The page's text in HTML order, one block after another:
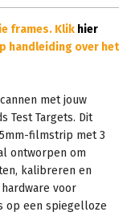
frames. Klik hier
handleiding over het
met jouw
Test Targets. Dit
filmstrip met 3
ontworpen om
kalibreren en
voor
op een spiegelloze